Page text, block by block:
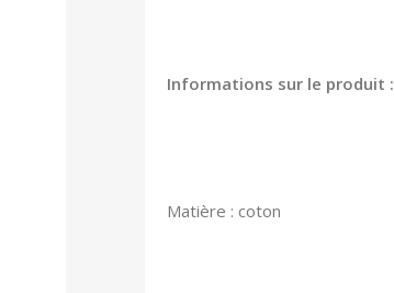
Informations sur le produit :
Matière : coton